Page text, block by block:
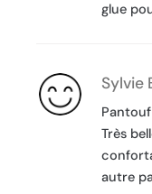
glue
Sylvie
Très
autre